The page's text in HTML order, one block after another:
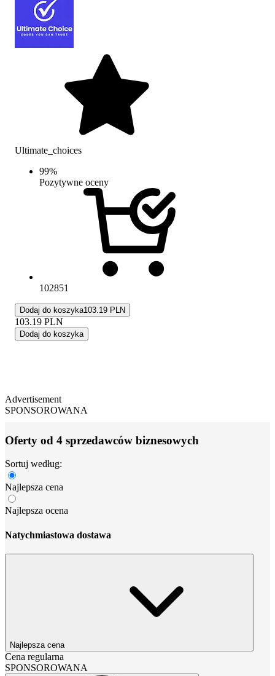
Ultimate_choices
99%
Pozytywne oceny
102851
Dodaj do koszyka103.19 PLN
103.19 PLN
Dodaj do koszyka
Advertisement
SPONSOROWANA
Oferty od 4 sprzedawców biznesowych
Sortuj według:
Najlepsza cena
Najlepsza ocena
Natychmiastowa dostawa
Najlepsza cena
Cena regularna
SPONSOROWANA